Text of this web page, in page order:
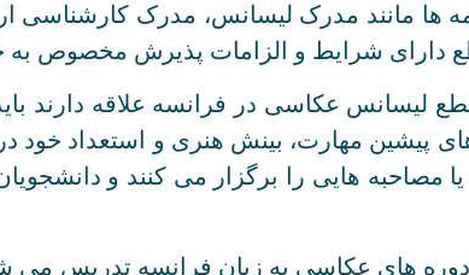
ها مانند مدرک لیسانس، مدرک کارشناسی
دارای شرایط و الزامات پذیرش مخصوص به
لیسانس عکاسی در فرانسه علاقه دارند
پیشین مهارت، بینش هنری و استعداد خود
مصاحبه هایی را برگزار می کنند و
دوره های عکاسی به زبان فرانسه تدریس می